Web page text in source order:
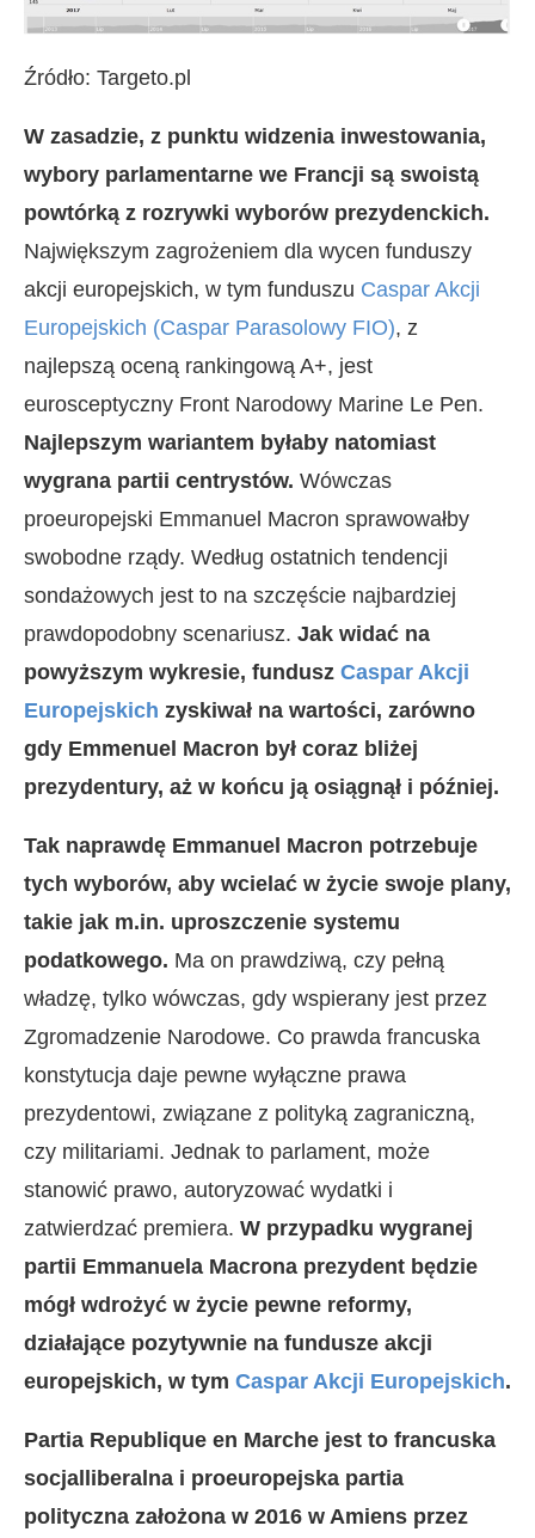
Źródło: Targeto.pl
W zasadzie, z punktu widzenia inwestowania,
wybory parlamentarne we Francji są swoistą
powtórką z rozrywki wyborów prezydenckich.
Największym zagrożeniem dla wycen funduszy
akcji europejskich, w tym funduszu Caspar Akcji
Europejskich (Caspar Parasolowy FIO), z
najlepszą oceną rankingową A+, jest
eurosceptyczny Front Narodowy Marine Le Pen.
Najlepszym wariantem byłaby natomiast
wygrana partii centrystów. Wówczas
proeuropejski Emmanuel Macron sprawowałby
swobodne rządy. Według ostatnich tendencji
sondażowych jest to na szczęście najbardziej
prawdopodobny scenariusz. Jak widać na
powyższym wykresie, fundusz Caspar Akcji
Europejskich zyskiwał na wartości, zarówno
gdy Emmenuel Macron był coraz bliżej
prezydentury, aż w końcu ją osiągnął i później.
Tak naprawdę Emmanuel Macron potrzebuje
tych wyborów, aby wcielać w życie swoje plany,
takie jak m.in. uproszczenie systemu
podatkowego. Ma on prawdziwą, czy pełną
władzę, tylko wówczas, gdy wspierany jest przez
Zgromadzenie Narodowe. Co prawda francuska
konstytucja daje pewne wyłączne prawa
prezydentowi, związane z polityką zagraniczną,
czy militariami. Jednak to parlament, może
stanowić prawo, autoryzować wydatki i
zatwierdzać premiera. W przypadku wygranej
partii Emmanuela Macrona prezydent będzie
mógł wdrożyć w życie pewne reformy,
działające pozytywnie na fundusze akcji
europejskich, w tym Caspar Akcji Europejskich.
Partia Republique en Marche jest to francuska
socjalliberalna i proeuropejska partia
polityczna założona w 2016 w Amiens przez